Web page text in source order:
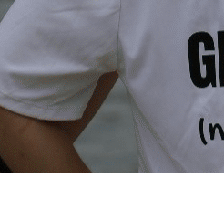
Cliquez pour éditer
Je m'abonne à la newsletter
OK